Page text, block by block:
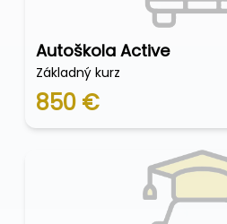
Autoškola Active
Základný kurz
850 €